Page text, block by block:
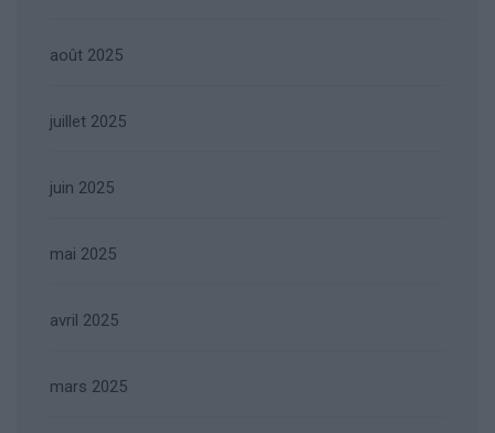
août 2025
juillet 2025
juin 2025
mai 2025
avril 2025
mars 2025